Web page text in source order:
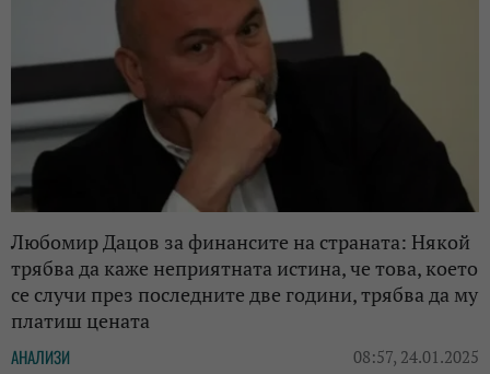
Любомир Дацов за финансите на страната: Някой
трябва да каже неприятната истина, че това, което
се случи през последните две години, трябва да му
платиш цената
АНАЛИЗИ 08:57, 24.01.2025